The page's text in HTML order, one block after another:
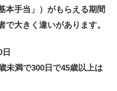
本手当」）がもらえる期間
大きく違いがあります。
未満で300日で45歳以上は